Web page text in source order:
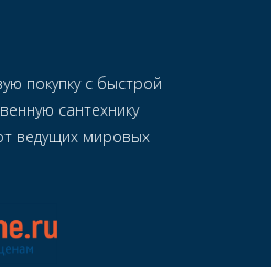
покупку с быстрой
сантехнику
ведущих мировых